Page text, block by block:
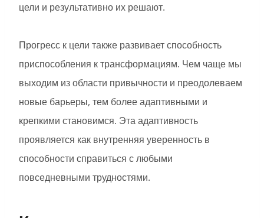
цели и результативно их решают.
Прогресс к цели также развивает способность
приспособления к трансформациям. Чем чаще мы
выходим из области привычности и преодолеваем
новые барьеры, тем более адаптивными и
крепкими становимся. Эта адаптивность
проявляется как внутренняя уверенность в
способности справиться с любыми
повседневными трудностями.